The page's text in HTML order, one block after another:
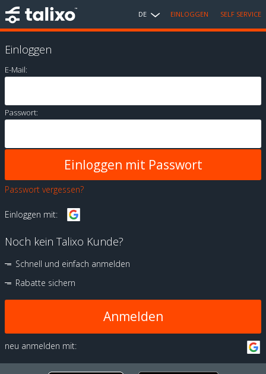
DE EINLOGGEN SELF SERVICE
Einloggen
E-Mail:
Passwort:
Passwort vergessen?
Einloggen mit:
Noch kein Talixo Kunde?
Schnell und einfach anmelden
Rabatte sichern
Anmelden
neu anmelden mit: